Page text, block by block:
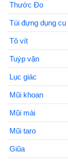
Thước Đo
Túi đựng dụng cụ
Tô vít
Tuýp vặn
Lục giác
Mũi khoan
Mũi mài
Mũi taro
Giũa